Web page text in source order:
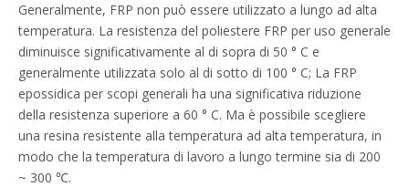
Generalmente, FRP non può essere utilizzato a lungo ad alta
temperatura. La resistenza del poliestere FRP per uso generale
diminuisce significativamente al di sopra di 50 ° C e
generalmente utilizzata solo al di sotto di 100 ° C; La FRP
epossidica per scopi generali ha una significativa riduzione
della resistenza superiore a 60 ° C. Ma è possibile scegliere
una resina resistente alla temperatura ad alta temperatura, in
modo che la temperatura di lavoro a lungo termine sia di 200
~ 300 ℃.